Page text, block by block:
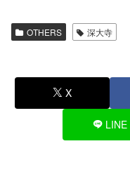
OTHERS 深大寺
X
LINE